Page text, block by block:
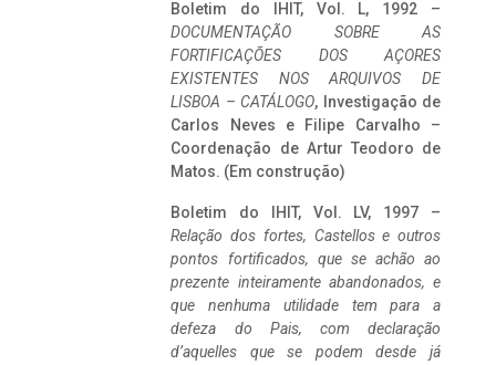
Boletim do IHIT, Vol. L, 1992 –
DOCUMENTAÇÃO SOBRE AS
FORTIFICAÇÕES DOS AÇORES
EXISTENTES NOS ARQUIVOS DE
LISBOA – CATÁLOGO, Investigação de
Carlos Neves e Filipe Carvalho –
Coordenação de Artur Teodoro de
Matos. (Em construção)
Boletim do IHIT, Vol. LV, 1997 –
Relação dos fortes, Castellos e outros
pontos fortificados, que se achão ao
prezente inteiramente abandonados, e
que nenhuma utilidade tem para a
defeza do Pais, com declaração
d’aquelles que se podem desde já